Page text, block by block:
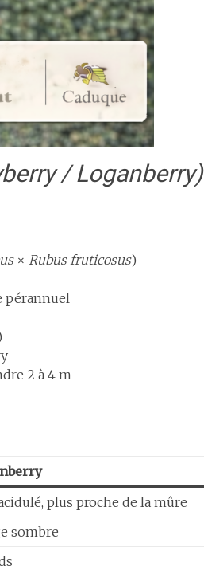
/ Loganberry)
× Rubus fruticosus)
pérannuel
2 à 4 m
plus proche de la mûre
sombre